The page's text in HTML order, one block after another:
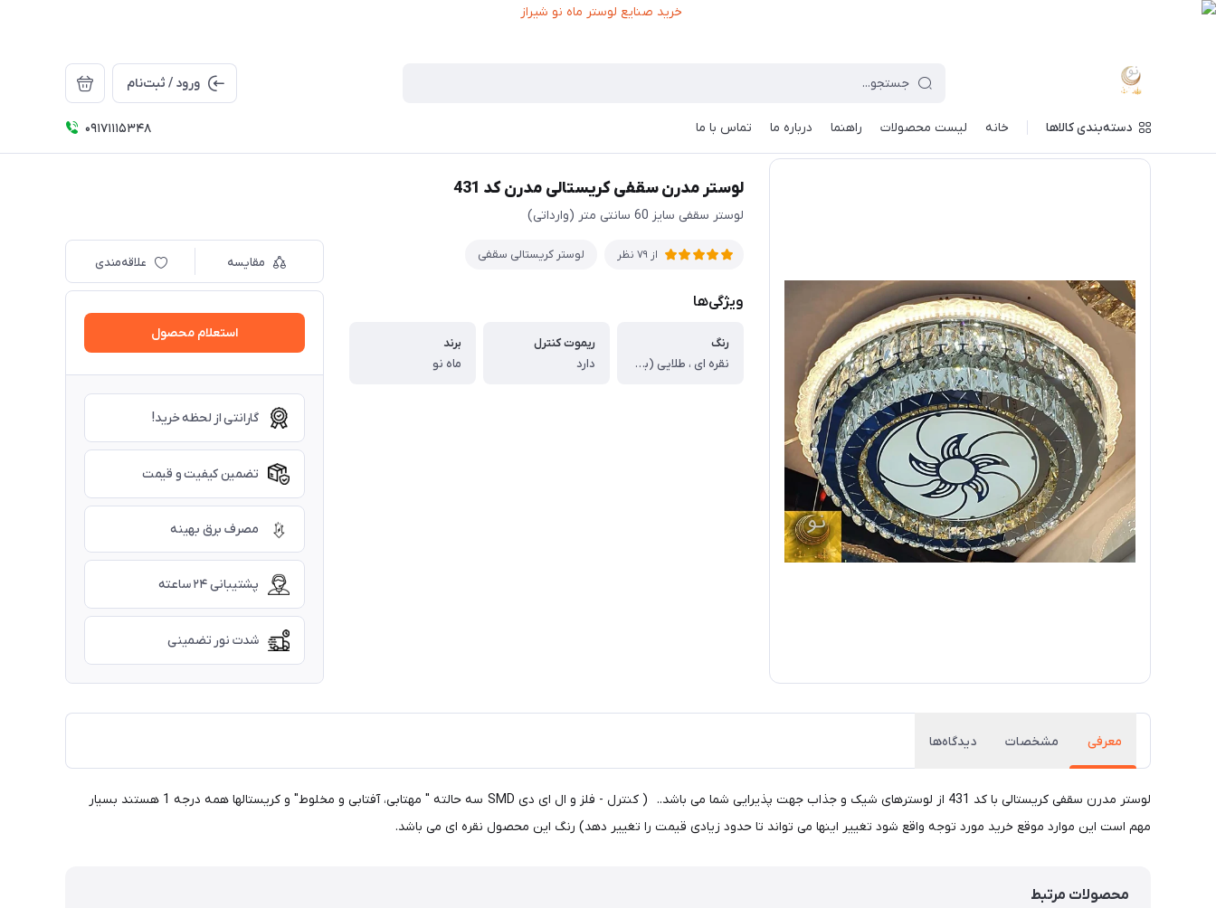
ورود / ثبت‌نام
دسته‌بندی کالاها خانه لیست محصولات راهنما درباره ما تماس با ما 09171115348 ماه نو / خرید لوستر بر اساس مدل / لوستر کریستالی سقفی / لوستر مدرن سقفی کریستالی مدرن کد 431
لوستر مدرن سقفی کریستالی مدرن کد 431
لوستر سقفی سایز 60 سانتی متر (وارداتی)
از 79 نظر لوستر کریستالی سقفی
ویژگی‌ها
رنگ
نقره ای ، طلایی (به سفارش مشتری)
ریموت کنترل
دارد
برند
ماه نو
مقایسه علاقه‌مندی
استعلام محصول
گارانتی از لحظه خرید!
تضمین کیفیت و قیمت
مصرف برق بهینه
پشتیبانی ۲۴ ساعته
شدت نور تضمینی
معرفی مشخصات دیدگاه‌ها
لوستر مدرن سقفی کریستالی با کد 431 از لوسترهای شیک و جذاب جهت پذیرایی شما می باشد.. ( کنترل - فلز و ال ای دی SMD سه حالته " مهتابی، آفتابی و مخلوط" و کریستالها همه درجه 1 هستند بسیار
مهم است این موارد موقع خرید مورد توجه واقع شود تغییر اینها می تواند تا حدود زیادی قیمت را تغییر دهد) رنگ این محصول نقره ای می باشد.
محصولات مرتبط